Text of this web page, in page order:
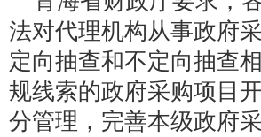
法对代理机构从事政府
定向抽查和不定向抽查
规线索的政府采购项目
分管理，完善本级政府